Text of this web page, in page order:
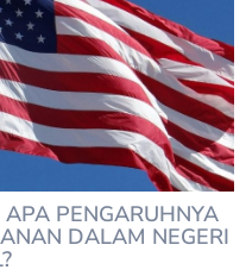
PENGARUHNYA
DALAM NEGERI